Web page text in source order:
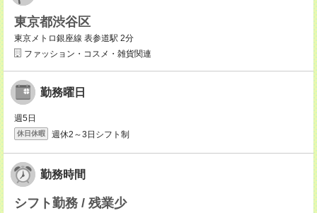
東京都渋谷区
東京メトロ銀座線 表参道駅 2分
ファッション・コスメ・雑貨関連
勤務曜日
週5日
休日休暇 週休2～3日シフト制
勤務時間
シフト勤務 / 残業少